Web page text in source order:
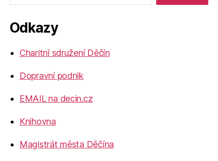
Odkazy
Charitní sdružení Děčín
Dopravní podnik
EMAIL na decin.cz
Knihovna
Magistrát města Děčína